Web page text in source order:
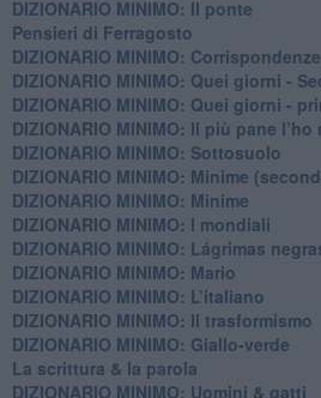
DIZIONARIO MINIMO: Il ponte
Pensieri di Ferragosto
DIZIONARIO MINIMO: Corrispondenze
DIZIONARIO MINIMO: Quei giorni -
DIZIONARIO MINIMO: Quei giorni -
DIZIONARIO MINIMO: Il più pane
DIZIONARIO MINIMO: Sottosuolo
DIZIONARIO MINIMO: Minime
DIZIONARIO MINIMO: Minime
DIZIONARIO MINIMO: ​I mondiali
DIZIONARIO MINIMO: ​Lágrimas
DIZIONARIO MINIMO: Mario
DIZIONARIO MINIMO: L’italiano
DIZIONARIO MINIMO: Il trasformismo
DIZIONARIO MINIMO: Giallo-verde
La scrittura & la parola
​DIZIONARIO MINIMO: Uomini & gatti